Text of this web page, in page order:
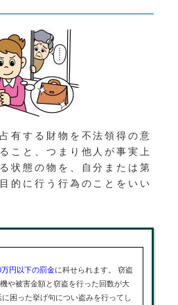
有する財物を不法領得の意
こと、つまり他人が事実上
状態の物を、自分または第
的に行う行為のことをいい
円以下の罰金に科せられます。 窃盗
や被害金額と窃盗を行った回数が大
困った挙げ句につい盗みを行ってし